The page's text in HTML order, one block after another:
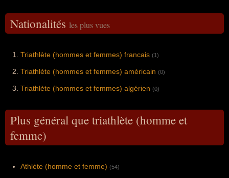
Nationalités les plus vues
Triathlète (hommes et femmes) francais (1)
Triathlète (hommes et femmes) américain (0)
Triathlète (hommes et femmes) algérien (0)
Plus général que triathlète (homme et
femme)
Athlète (homme et femme) (54)